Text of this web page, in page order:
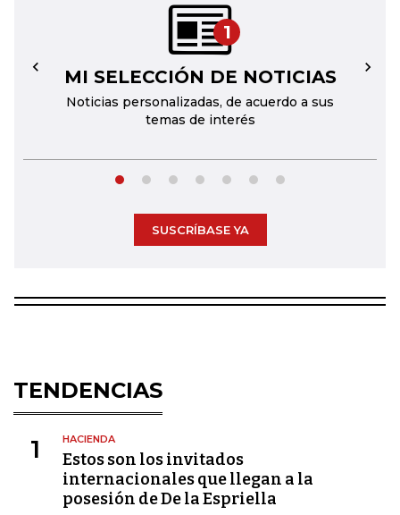
1
MI SELECCIÓN DE NOTICIAS
Noticias personalizadas, de acuerdo a sus
temas de interés
← →
SUSCRÍBASE YA
TENDENCIAS
1 HACIENDA
Estos son los invitados
internacionales que llegan a la
posesión de De la Espriella